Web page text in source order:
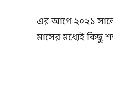
এর আগে ২০২১
মাসের মধ্যেই কিছু